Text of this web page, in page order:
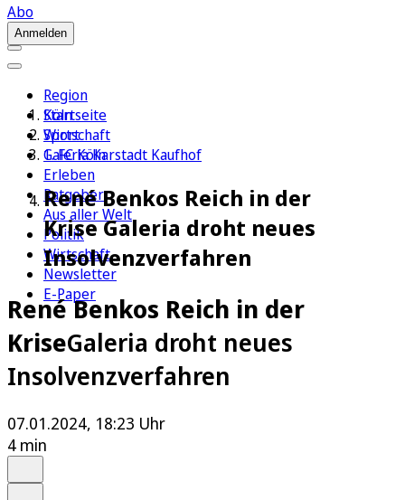
Abo
Anmelden
Region
Köln
Sport
1. FC Köln
Erleben
Ratgeber
Aus aller Welt
Politik
Wirtschaft
Newsletter
E-Paper
Startseite
Wirtschaft
Galeria Karstadt Kaufhof
René Benkos Reich in der
Krise Galeria droht neues
Insolvenzverfahren
René Benkos Reich in der
KriseGaleria droht neues
Insolvenzverfahren
07.01.2024, 18:23 Uhr
4 min